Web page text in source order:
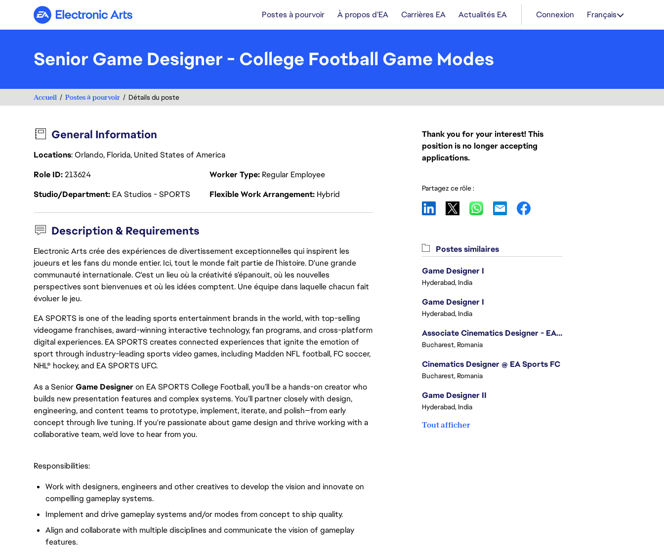
Electronic Arts Postes à pourvoir À propos d’EA Carrières EA Actualités EA Connexion Français
Senior Game Designer - College Football Game Modes
Accueil Postes à pourvoir Détails du poste
General Information
Locations: Orlando, Florida, United States of America
Role ID213624 Worker Type Regular Employee
Studio/Department EA Studios - SPORTS Flexible Work Arrangement Hybrid
Description & Requirements
Electronic Arts crée des expériences de divertissement exceptionnelles qui inspirent les
joueurs et les fans du monde entier. Ici, tout le monde fait partie de l’histoire. D'une grande
communauté internationale. C'est un lieu où la créativité s’épanouit, où les nouvelles
perspectives sont bienvenues et où les idées comptent. Une équipe dans laquelle chacun fait
évoluer le jeu.
EA SPORTS is one of the leading sports entertainment brands in the world, with top-selling
videogame franchises, award-winning interactive technology, fan programs, and cross-platform
digital experiences. EA SPORTS creates connected experiences that ignite the emotion of
sport through industry-leading sports video games, including Madden NFL football, FC soccer,
NHL® hockey, and EA SPORTS UFC.
As a SeniorGame Designeron EA SPORTS College Football, you’ll be a hands-on creator who
builds new presentation features and complex systems. You’ll partner closely with design,
engineering, and content teams to prototype, implement, iterate, and polish—from early
concept through live tuning. If you're passionate about game design and thrive working with a
collaborative team, we’d love to hear from you.
Responsibilities:
Work with designers, engineers and other creatives to develop the vision and innovate on
compelling gameplay systems.
Implement and drive gameplay systems and/or modes from concept to ship quality.
Align and collaborate with multiple disciplines and communicate the vision of gameplay
features.
Thank you for your interest! This
position is no longer accepting
applications.
Partagez ce rôle :
Postes similaires
Game Designer I
Hyderabad, India
Game Designer I
Hyderabad, India
Associate Cinematics Designer - EA Sports FC
Bucharest, Romania
Cinematics Designer @ EA Sports FC
Bucharest, Romania
Game Designer II
Hyderabad, India
Tout afficher